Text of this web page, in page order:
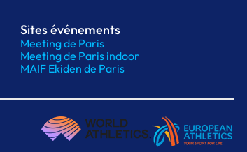
Sites événements
Meeting de Paris
Meeting de Paris indoor
MAIF Ekiden de Paris